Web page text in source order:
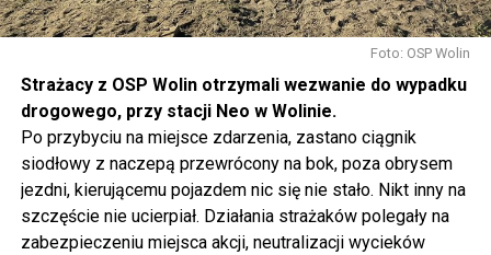
Foto: OSP Wolin
Strażacy z OSP Wolin otrzymali wezwanie do wypadku
drogowego, przy stacji Neo w Wolinie.
Po przybyciu na miejsce zdarzenia, zastano ciągnik
siodłowy z naczepą przewrócony na bok, poza obrysem
jezdni, kierującemu pojazdem nic się nie stało. Nikt inny na
szczęście nie ucierpiał. Działania strażaków polegały na
zabezpieczeniu miejsca akcji, neutralizacji wycieków